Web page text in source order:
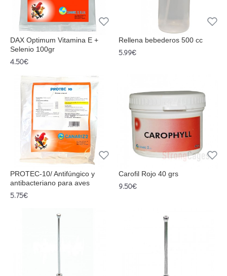
DAX Optimum Vitamina E +
Selenio 100gr
4.50€
Rellena bebederos 500 cc
5.99€
PROTEC-10/ Antifúngico y
antibacteriano para aves
5.75€
Carofil Rojo 40 grs
9.50€